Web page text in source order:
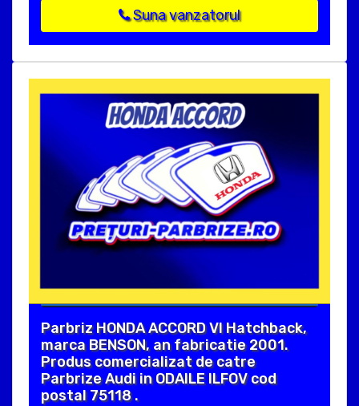
Suna vanzatorul
Parbriz HONDA ACCORD VI Hatchback,
marca BENSON, an fabricatie 2001.
Produs comercializat de catre
Parbrize Audi in ODAILE ILFOV cod
postal 75118 .